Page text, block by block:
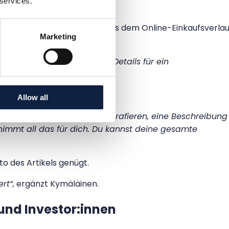
Marketing
Allow all
Verkaufsinserate aus dem Online-
– mit allen nötigen Details für ein
ordentlich auslegen, fotografieren, eine Beschreibung
all das für dich. Du kannst deine gesamte
des Artikels genügt.
ergänzt Kymäläinen.
Investor:innen